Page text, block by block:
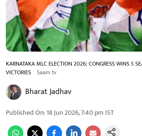
KARNATAKA MLC ELECTION 2026: CONGRESS WINS 5
VICTORIES Saam tv
Bharat Jadhav
Published On:18 Jun 2026, 7:40 pm IST